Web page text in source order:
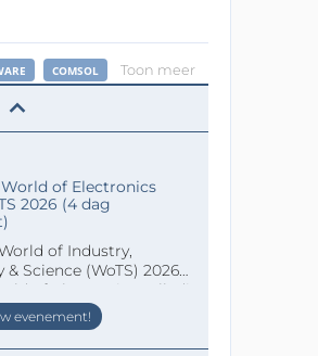
COMSOL Toon meer
of Electronics
2026 (4 dag
of Industry,
& Science (WoTS) 2026
of Electronics volledi
evenement!